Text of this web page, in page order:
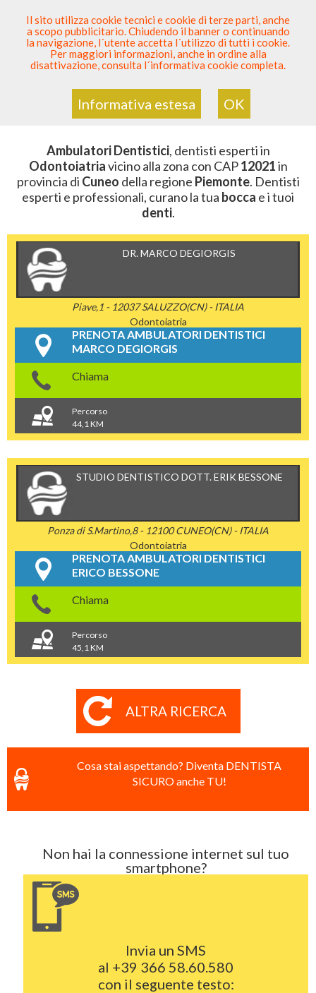
SEI DENTISTA? PARTECIPA
Sei QuiElenco Dentista Sicuro > Odontoiatria>
Ambulatori Dentistici>Piemonte>Cuneo>CAP 12021
ZONA CON CAP 12021
Ambulatori Dentistici, dentisti esperti in
Odontoiatriavicino alla zona con CAP12021in
provincia di Cuneo della regione Piemonte. Dentisti
esperti e professionali, curano la tua bocca e i tuoi
denti.
DR. MARCO DEGIORGIS
Piave,1 - 12037 SALUZZO(CN) - ITALIA
Odontoiatria
PRENOTA AMBULATORI DENTISTICI
MARCO DEGIORGIS
Chiama
Percorso
44,1 KM
STUDIO DENTISTICO DOTT. ERIK BESSONE
Ponza di S.Martino,8 - 12100 CUNEO(CN) - ITALIA
Odontoiatria
PRENOTA AMBULATORI DENTISTICI
ERICO BESSONE
Chiama
Percorso
45,1 KM
ALTRA RICERCA
Cosa stai aspettando? Diventa DENTISTA
SICURO anche TU!
Non hai la connessione internet sul tuo
smartphone?
Invia un SMS
al +39 366 58.60.580
con il seguente testo:
Il sito utilizza cookie tecnici e cookie di terze parti, anche
a scopo pubblicitario. Chiudendo il banner o continuando
la navigazione, l´utente accetta l´utilizzo di tutti i cookie.
Per maggiori informazioni, anche in ordine alla
disattivazione, consulta l´informativa cookie completa.
Informativa estesa OK